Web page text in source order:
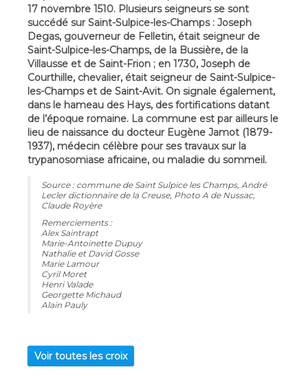
17 novembre 1510. Plusieurs seigneurs se sont
succédé sur Saint-Sulpice-les-Champs : Joseph
Degas, gouverneur de Felletin, était seigneur de
Saint-Sulpice-les-Champs, de la Bussière, de la
Villausse et de Saint-Frion ; en 1730, Joseph de
Courthille, chevalier, était seigneur de Saint-Sulpice-
les-Champs et de Saint-Avit. On signale également,
dans le hameau des Hays, des fortifications datant
de l’époque romaine. La commune est par ailleurs le
lieu de naissance du docteur Eugène Jamot (1879-
1937), médecin célèbre pour ses travaux sur la
trypanosomiase africaine, ou maladie du sommeil.
Source : commune de Saint Sulpice les Champs, André
Lecler dictionnaire de la Creuse, Photo A de Nussac,
Claude Royère
Remerciements :
Alex Saintrapt
Marie-Antoinette Dupuy
Nathalie et David Gosse
Marie Lamour
Cyril Moret
Henri Valade
Georgette Michaud
Alain Pauly
Voir toutes les croix